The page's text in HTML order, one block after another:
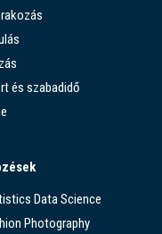
és szabadidő
Data Science
Photography